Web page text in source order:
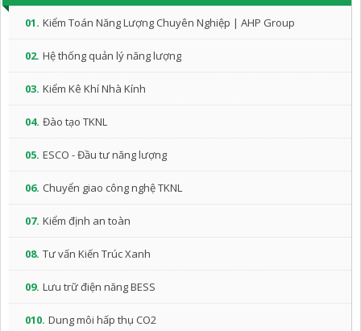
01. Kiểm Toán Năng Lượng Chuyên Nghiệp | AHP Group
02. Hệ thống quản lý năng lượng
03. Kiểm Kê Khí Nhà Kính
04. Đào tạo TKNL
05. ESCO - Đầu tư năng lượng
06. Chuyển giao công nghệ TKNL
07. Kiểm định an toàn
08. Tư vấn Kiến Trúc Xanh
09. Lưu trữ điện năng BESS
010. Dung môi hấp thụ CO2